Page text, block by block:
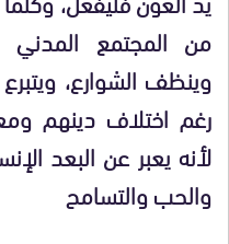
من المجتمع المدني
وينظف الشوارع،
رغم اختلاف دينهم
لأنه يعبر عن البعد
والحب والتسامح